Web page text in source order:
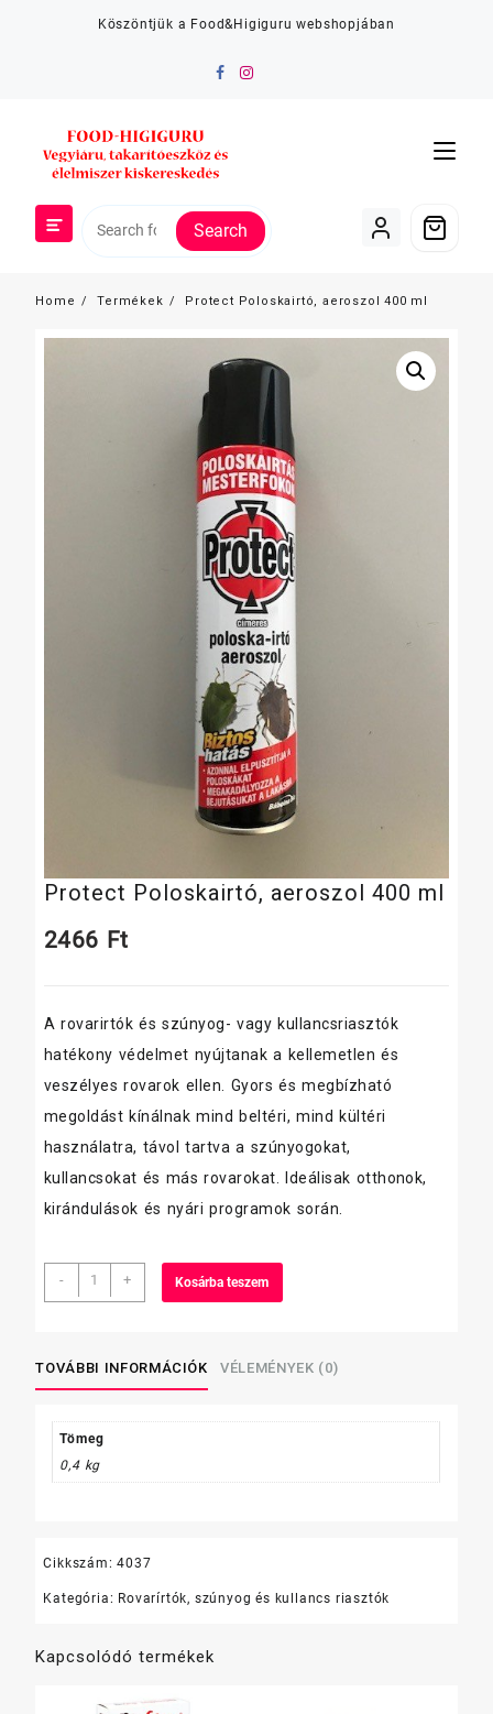
Köszöntjük a Food&Higiguru webshopjában
Search
Home Termékek Protect Poloskairtó, aeroszol 400 ml
Protect Poloskairtó, aeroszol 400 ml
2466 Ft
A rovarirtók és szúnyog- vagy kullancsriasztók
hatékony védelmet nyújtanak a kellemetlen és
veszélyes rovarok ellen. Gyors és megbízható
megoldást kínálnak mind beltéri, mind kültéri
használatra, távol tartva a szúnyogokat,
kullancsokat és más rovarokat. Ideálisak otthonok,
kirándulások és nyári programok során.
-
Protect
Poloskairtó,
ml
mennyiség
+ Kosárba teszem
TOVÁBBI INFORMÁCIÓK VÉLEMÉNYEK (0)
Tömeg
0,4 kg
Cikkszám:4037
Kategória: Rovarírtók, szúnyog és kullancs riasztók
Kapcsolódó termékek